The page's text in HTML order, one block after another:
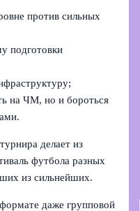
против сильных
подготовки
на ЧМ, но и бороться
делает из
футбола разных
из сильнейших.
даже групповой